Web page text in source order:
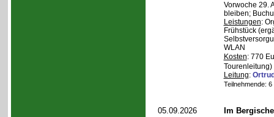
Vorwoche 29.
bleiben;
Leistungen:
Frühstück
WLAN
Kosten: 770
Tourenleitung)
Leitung:
Teilnehmende:
05.09.2026 Im